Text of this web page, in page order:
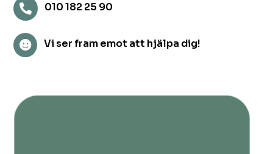
 010 182 25 90
 Vi ser fram emot att hjälpa dig!